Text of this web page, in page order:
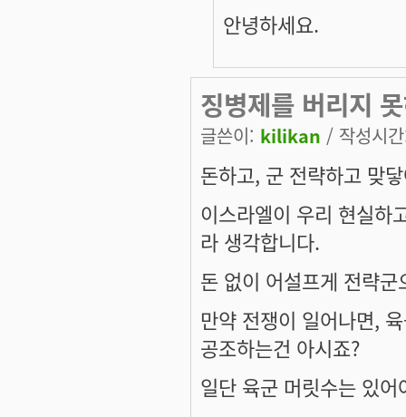
안녕하세요.
징병제를 버리지
글쓴이: kilikan / 작성시
돈하고, 군 전략하고 맞
이스라엘이 우리 현실하
라 생각합니다.
돈 없이 어설프게 전략
만약 전쟁이 일어나면,
공조하는건 아시죠?
일단 육군 머릿수는 있어